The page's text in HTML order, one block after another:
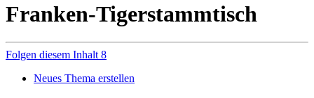
Franken-Tigerstammtisch
Folgen diesem Inhalt 8
Neues Thema erstellen